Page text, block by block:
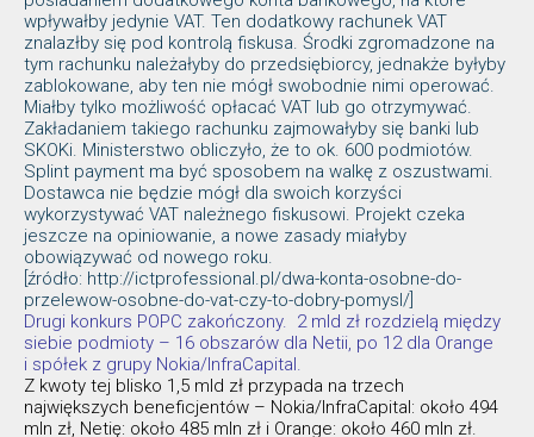
wpływałby jedynie VAT. Ten dodatkowy rachunek VAT
znalazłby się pod kontrolą fiskusa. Środki zgromadzone na
tym rachunku należałyby do przedsiębiorcy, jednakże byłyby
zablokowane, aby ten nie mógł swobodnie nimi operować.
Miałby tylko możliwość opłacać VAT lub go otrzymywać.
Zakładaniem takiego rachunku zajmowałyby się banki lub
SKOKi. Ministerstwo obliczyło, że to ok. 600 podmiotów.
Splint payment ma być sposobem na walkę z oszustwami.
Dostawca nie będzie mógł dla swoich korzyści
wykorzystywać VAT należnego fiskusowi. Projekt czeka
jeszcze na opiniowanie, a nowe zasady miałyby
obowiązywać od nowego roku.
[źródło: http://ictprofessional.pl/dwa-konta-osobne-do-
przelewow-osobne-do-vat-czy-to-dobry-pomysl/]
Drugi konkurs POPC zakończony. 2 mld zł rozdzielą między
siebie podmioty – 16 obszarów dla Netii, po 12 dla Orange
i spółek z grupy Nokia/InfraCapital.
Z kwoty tej blisko 1,5 mld zł przypada na trzech
największych beneficjentów – Nokia/InfraCapital: około 494
mln zł, Netię: około 485 mln zł i Orange: około 460 mln zł.